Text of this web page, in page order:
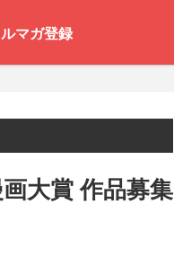
ルマガ登録
大賞 作品募集